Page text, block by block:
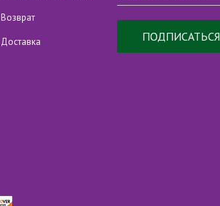
Возврат
Доставка
ПОДПИСАТЬСЯ